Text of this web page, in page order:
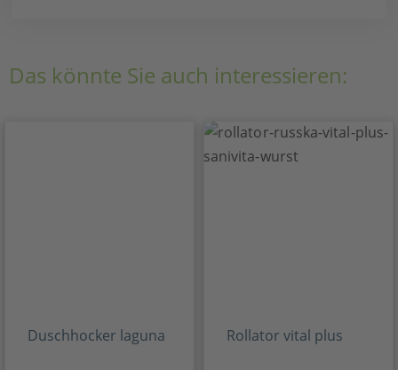
Das könnte Sie auch interessieren:
Duschhocker laguna Rollator vital plus